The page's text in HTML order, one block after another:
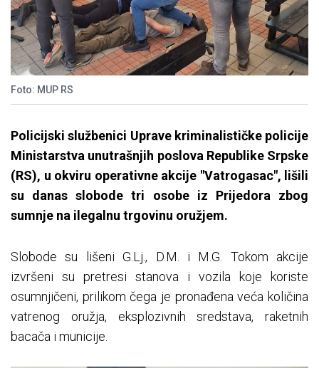
Foto: MUP RS
Policijski službenici Uprave kriminalističke policije
Ministarstva unutrašnjih poslova Republike Srpske
(RS), u okviru operativne akcije "Vatrogasac", lišili
su danas slobode tri osobe iz Prijedora zbog
sumnje na ilegalnu trgovinu oružjem.
Slobode su lišeni G.Lj., D.M. i M.G. Tokom akcije
izvršeni su pretresi stanova i vozila koje koriste
osumnjičeni, prilikom čega je pronađena veća količina
vatrenog oružja, eksplozivnih sredstava, raketnih
bacača i municije.